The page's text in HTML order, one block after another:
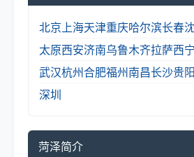
北京 上海天津重庆哈尔滨长春
太原西安济南乌鲁木齐拉萨西宁
武汉杭州合肥福州南昌长沙贵阳
深圳
菏泽简介